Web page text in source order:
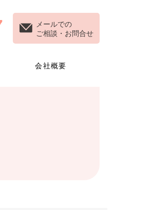
メールでの
ご相談・お問合せ
会社概要